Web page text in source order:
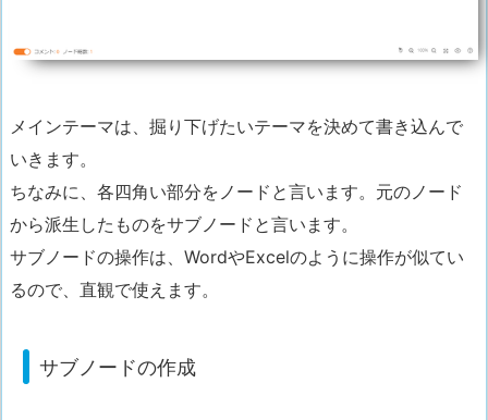
メインテーマは、掘り下げたいテーマを決めて書き込んで
いきます。
ちなみに、 各四角い部分をノードと言います。元のノード
から派生したものをサブノード と言います。
サブノードの操作は、WordやExcelのように操作が似てい
るので、直観で使えます。
サブノードの作成